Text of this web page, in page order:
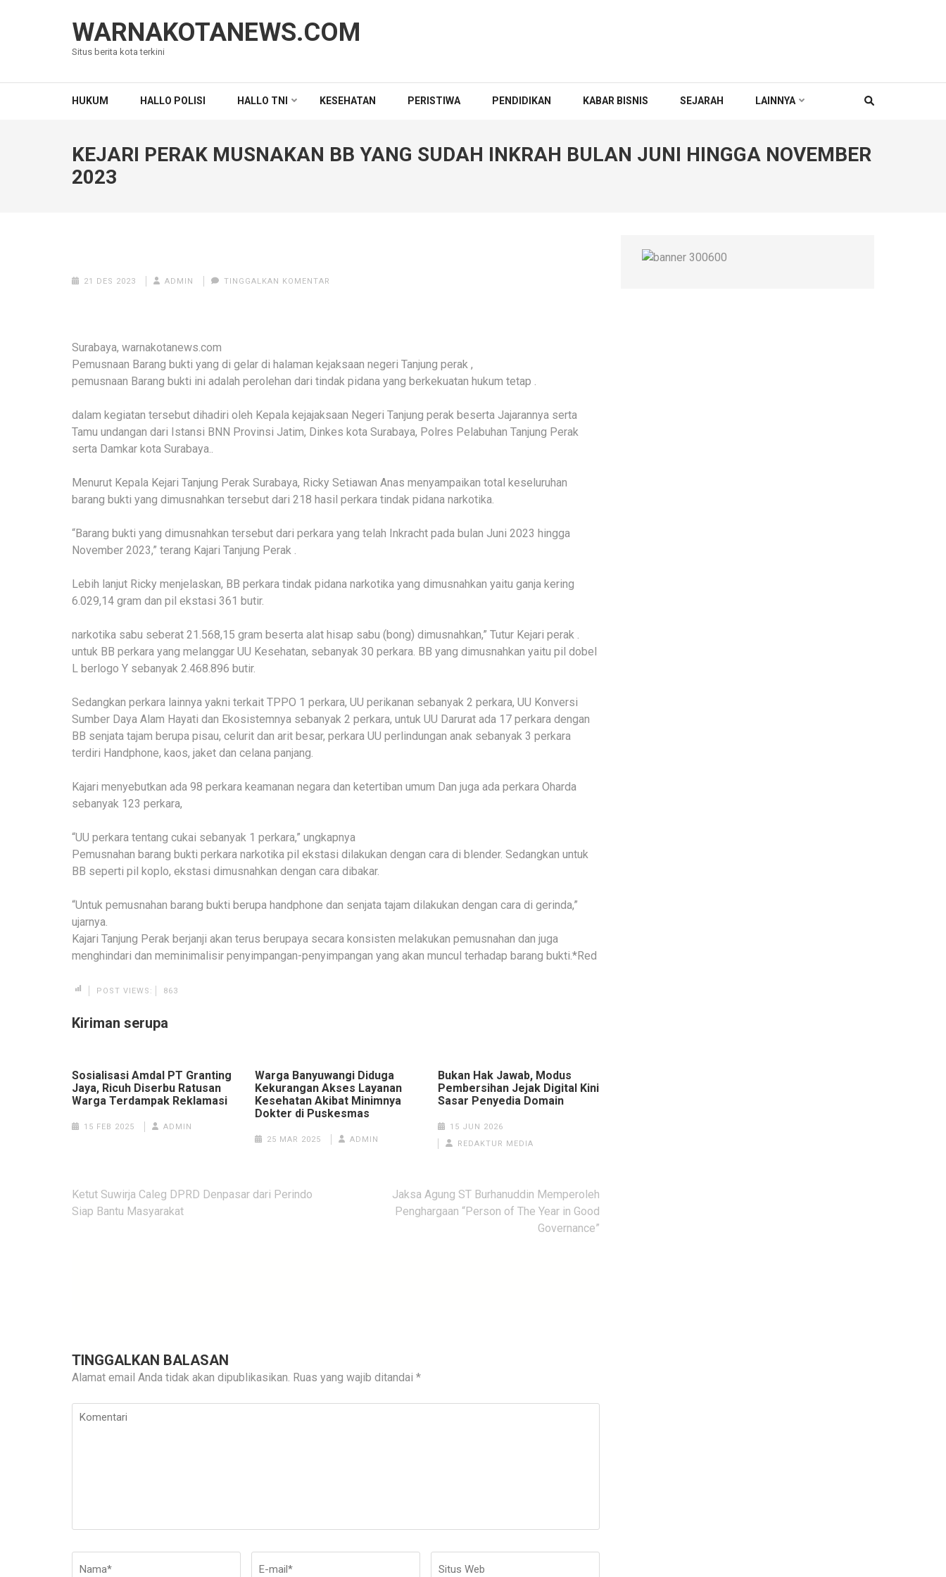
WARNAKOTANEWS.COM
Situs berita kota terkini
HUKUM HALLO POLISI HALLO TNI KESEHATAN PERISTIWA PENDIDIKAN KABAR BISNIS SEJARAH LAINNYA
KEJARI PERAK MUSNAKAN BB YANG SUDAH INKRAH BULAN JUNI HINGGA NOVEMBER
2023
21 DES 2023 ADMIN TINGGALKAN KOMENTAR
Surabaya, warnakotanews.com
Pemusnaan Barang bukti yang di gelar di halaman kejaksaan negeri Tanjung perak ,
pemusnaan Barang bukti ini adalah perolehan dari tindak pidana yang berkekuatan hukum tetap .
dalam kegiatan tersebut dihadiri oleh Kepala kejajaksaan Negeri Tanjung perak beserta Jajarannya serta
Tamu undangan dari Istansi BNN Provinsi Jatim, Dinkes kota Surabaya, Polres Pelabuhan Tanjung Perak
serta Damkar kota Surabaya..
Menurut Kepala Kejari Tanjung Perak Surabaya, Ricky Setiawan Anas menyampaikan total keseluruhan
barang bukti yang dimusnahkan tersebut dari 218 hasil perkara tindak pidana narkotika.
“Barang bukti yang dimusnahkan tersebut dari perkara yang telah Inkracht pada bulan Juni 2023 hingga
November 2023,” terang Kajari Tanjung Perak .
Lebih lanjut Ricky menjelaskan, BB perkara tindak pidana narkotika yang dimusnahkan yaitu ganja kering
6.029,14 gram dan pil ekstasi 361 butir.
narkotika sabu seberat 21.568,15 gram beserta alat hisap sabu (bong) dimusnahkan,” Tutur Kejari perak .
untuk BB perkara yang melanggar UU Kesehatan, sebanyak 30 perkara. BB yang dimusnahkan yaitu pil dobel
L berlogo Y sebanyak 2.468.896 butir.
Sedangkan perkara lainnya yakni terkait TPPO 1 perkara, UU perikanan sebanyak 2 perkara, UU Konversi
Sumber Daya Alam Hayati dan Ekosistemnya sebanyak 2 perkara, untuk UU Darurat ada 17 perkara dengan
BB senjata tajam berupa pisau, celurit dan arit besar, perkara UU perlindungan anak sebanyak 3 perkara
terdiri Handphone, kaos, jaket dan celana panjang.
Kajari menyebutkan ada 98 perkara keamanan negara dan ketertiban umum Dan juga ada perkara Oharda
sebanyak 123 perkara,
“UU perkara tentang cukai sebanyak 1 perkara,” ungkapnya
Pemusnahan barang bukti perkara narkotika pil ekstasi dilakukan dengan cara di blender. Sedangkan untuk
BB seperti pil koplo, ekstasi dimusnahkan dengan cara dibakar.
“Untuk pemusnahan barang bukti berupa handphone dan senjata tajam dilakukan dengan cara di gerinda,”
ujarnya.
Kajari Tanjung Perak berjanji akan terus berupaya secara konsisten melakukan pemusnahan dan juga
menghindari dan meminimalisir penyimpangan-penyimpangan yang akan muncul terhadap barang bukti.*Red
POST VIEWS: 863
Kiriman serupa
Sosialisasi Amdal PT Granting
Jaya, Ricuh Diserbu Ratusan
Warga Terdampak Reklamasi
15 FEB 2025 ADMIN
Warga Banyuwangi Diduga
Kekurangan Akses Layanan
Kesehatan Akibat Minimnya
Dokter di Puskesmas
25 MAR 2025 ADMIN
Bukan Hak Jawab, Modus
Pembersihan Jejak Digital Kini
Sasar Penyedia Domain
15 JUN 2026
REDAKTUR MEDIA
Navigasi
pos
Ketut Suwirja Caleg DPRD Denpasar dari Perindo
Siap Bantu Masyarakat
Jaksa Agung ST Burhanuddin Memperoleh
Penghargaan “Person of The Year in Good
Governance”
TINGGALKAN BALASAN
Alamat email Anda tidak akan dipublikasikan. Ruas yang wajib ditandai *
Komentari